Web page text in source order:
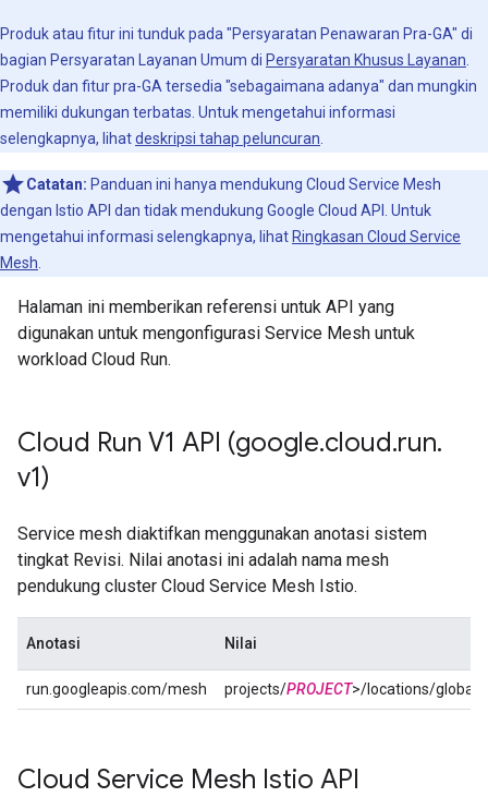
Produk atau fitur ini tunduk pada "Persyaratan Penawaran Pra-GA" di
bagian Persyaratan Layanan Umum di Persyaratan Khusus Layanan
Produk dan fitur pra-GA tersedia "sebagaimana adanya" dan mungkin
memiliki dukungan terbatas. Untuk mengetahui informasi
selengkapnya, lihatdeskripsi tahap peluncuran
Catatan: Panduan ini hanya mendukung Cloud Service Mesh
dengan Istio API dan tidak mendukung Google Cloud API. Untuk
mengetahui informasi selengkapnya, lihat Ringkasan Cloud Service
Mesh
Halaman ini memberikan referensi untuk API yang
digunakan untuk mengonfigurasi Service Mesh untuk
workload Cloud Run.
Cloud Run V1 API (google.cloud.run.
v1)
Service mesh diaktifkan menggunakan anotasi sistem
tingkat Revisi. Nilai anotasi ini adalah nama mesh
pendukung cluster Cloud Service Mesh Istio.
Anotasi Nilai
run.googleapis.com/mesh projects/PROJECT>/locations/global/
Cloud Service Mesh Istio API